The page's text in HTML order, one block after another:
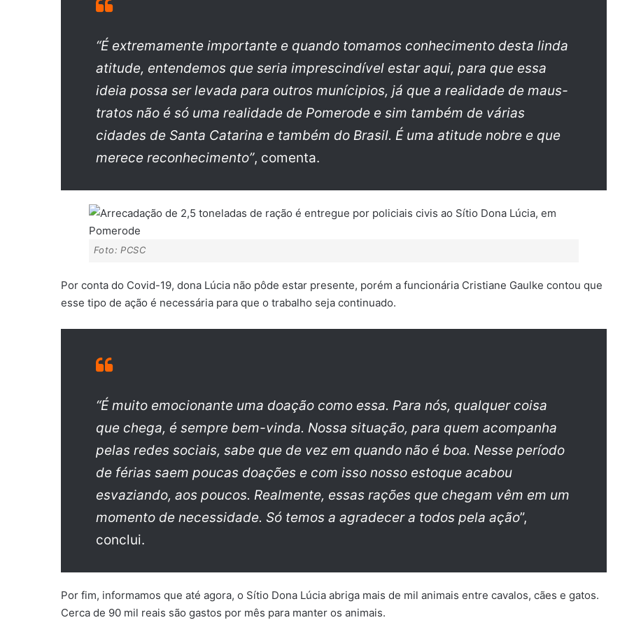
“É extremamente importante e quando tomamos conhecimento desta linda
atitude, entendemos que seria imprescindível estar aqui, para que essa
ideia possa ser levada para outros munícipios, já que a realidade de maus-
tratos não é só uma realidade de Pomerode e sim também de várias
cidades de Santa Catarina e também do Brasil. É uma atitude nobre e que
merece reconhecimento”, comenta.
Foto: PCSC
Por conta do Covid-19, dona Lúcia não pôde estar presente, porém a funcionária Cristiane Gaulke contou que
esse tipo de ação é necessária para que o trabalho seja continuado.
“É muito emocionante uma doação como essa. Para nós, qualquer coisa
que chega, é sempre bem-vinda. Nossa situação, para quem acompanha
pelas redes sociais, sabe que de vez em quando não é boa. Nesse período
de férias saem poucas doações e com isso nosso estoque acabou
esvaziando, aos poucos. Realmente, essas rações que chegam vêm em um
momento de necessidade. Só temos a agradecer a todos pela ação”,
conclui.
Por fim, informamos que até agora, o Sítio Dona Lúcia abriga mais de mil animais entre cavalos, cães e gatos.
Cerca de 90 mil reais são gastos por mês para manter os animais.